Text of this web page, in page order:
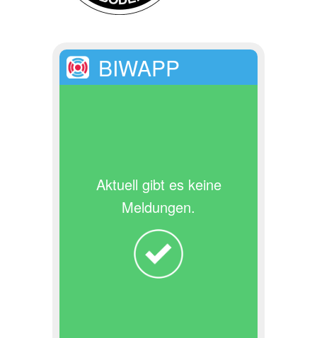
BIWAPP
Aktuell gibt es keine
Meldungen.